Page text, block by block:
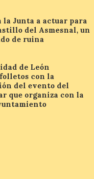
la Junta a actuar para
del Asmesnal, un
de ruina
de León
con la
del evento del
que organiza con la